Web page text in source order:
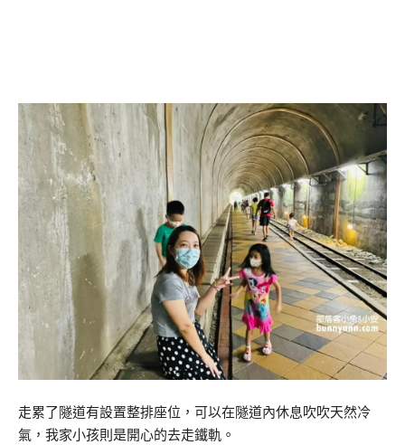
走累了隧道有設置整排座位，可以在隧道內休息吹吹天然冷
氣，我家小孩則是開心的去走鐵軌。